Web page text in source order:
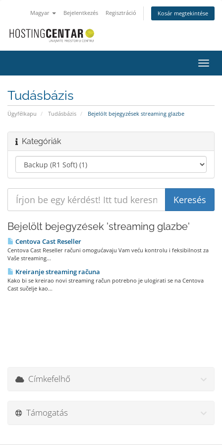
Magyar Bejelentkezés Regisztráció Kosár megtekintése
a
Tudásbázis
Ügyfélkapu Tudásbázis Bejelölt bejegyzések streaming glazbe
Kategóriák
Bejelölt bejegyzések 'streaming glazbe'
Centova Cast Reseller
Centova Cast Reseller računi omogućavaju Vam veću kontrolu i feksibilnost za
Vaše streaming...
Kreiranje streaming računa
Kako bi se kreirao novi streaming račun potrebno je ulogirati se na Centova
Cast sučelje kao...
Címkefelhő
Támogatás